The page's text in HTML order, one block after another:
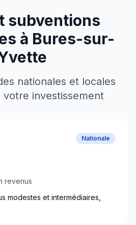
subventions
à Bures-sur-
nationales et locales
investissement
Nationale
revenus
modestes et intermédiaires,